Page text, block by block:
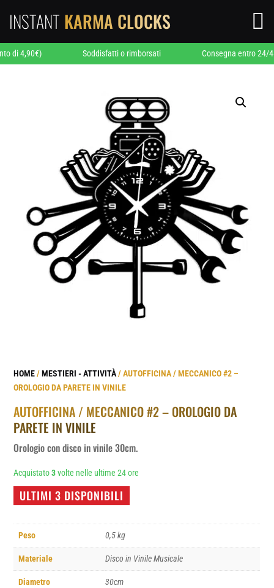
INSTANT KARMA CLOCKS 
Soddisfatti o rimborsati Consegna entro 24/48 ore
HOME/MESTIERI - ATTIVITÀ/ AUTOFFICINA / MECCANICO #2 –
OROLOGIO DA PARETE IN VINILE
AUTOFFICINA / MECCANICO #2 – OROLOGIO DA
PARETE IN VINILE
Orologio con disco in vinile 30cm.
Acquistato3volte nelle ultime 24 ore
ULTIMI 3 DISPONIBILI
Peso 0,5 kg
Materiale Disco in Vinile Musicale
Diametro 30cm